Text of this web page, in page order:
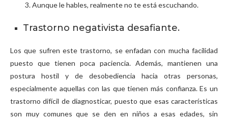
Aunque le hables, realmente no te está escuchando.
Trastorno negativista desafiante.
Los que sufren este trastorno, se enfadan con mucha facilidad
puesto que tienen poca paciencia. Además, mantienen una
postura hostil y de desobediencia hacia otras personas,
especialmente aquellas con las que tienen más confianza. Es un
trastorno difícil de diagnosticar, puesto que esas características
son muy comunes que se den en niños a esas edades, sin